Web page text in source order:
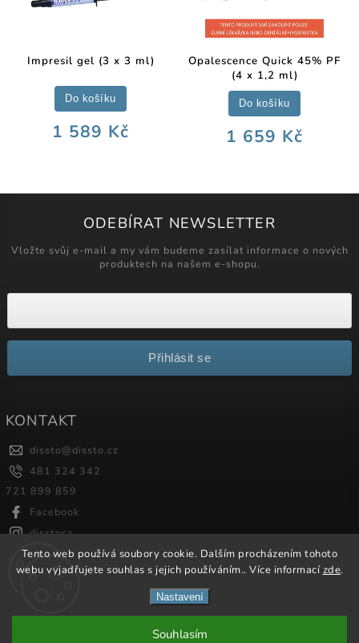
Tento web používá soubory cookie. Dalším procházením tohoto
webu vyjadřujete souhlas s jejich používáním.. Více informacízde.
Nastavení
Souhlasím
Impresil gel (3 x 3 ml)
1 589 Kč
Do košíku
Opalescence Quick 45% PF
(4 x 1,2 ml)
1 659 Kč
Do košíku
ODEBÍRAT NEWSLETTER
Vložte svůj e-mail a my vám budeme zasílat informace o nových
produktech na našem e-shopu.
Přihlásit se
KONTAKT
dissto@dissto.cz
481 324 342
721 899 859
Facebook
disstocz
Shoptet| Design